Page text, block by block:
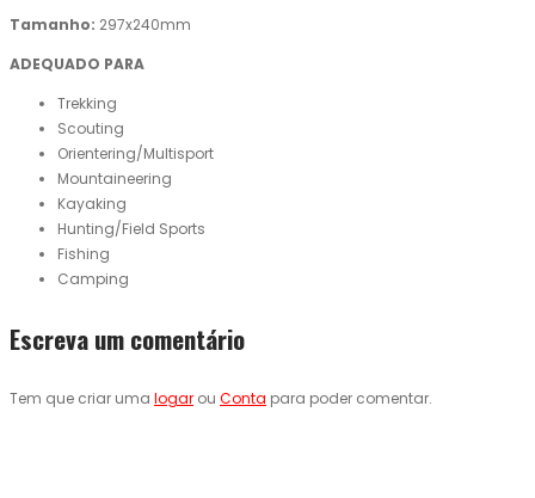
Tamanho: 297x240mm
ADEQUADO PARA
Trekking
Scouting
Orientering/Multisport
Mountaineering
Kayaking
Hunting/Field Sports
Fishing
Camping
Escreva um comentário
Tem que criar uma logar ou Conta para poder comentar.